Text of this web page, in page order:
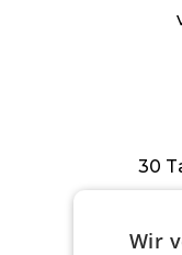
30
Wir